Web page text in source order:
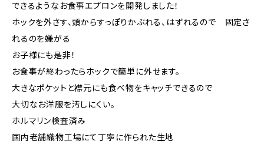
できるようなお食事エプロンを開発しました！
ホックを外さす、頭からすっぽりかぶれる、はずれるので 固定さ
れるのを嫌がる
お子様にも是非！
お食事が終わったらホックで簡単に外せます。
大きなポケットと襟元にも食べ物をキャッチできるので
大切なお洋服を汚しにくい。
ホルマリン検査済み
国内老舗織物工場にて丁寧に作られた生地